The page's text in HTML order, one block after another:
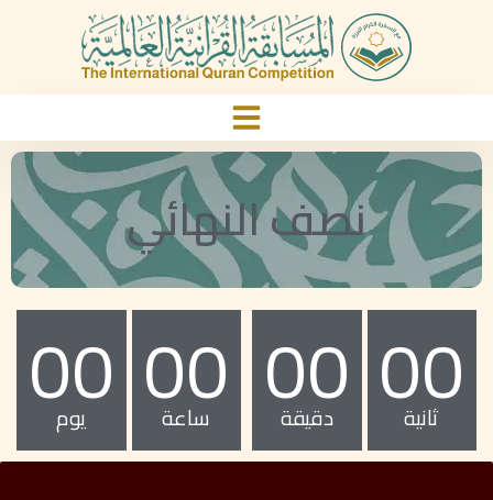
نصف النهائي
00
يوم 00
ساعة 00
دقيقة 00
ثانية